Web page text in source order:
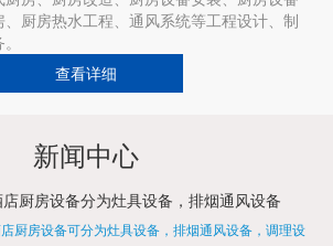
厨房热水工程、通风系统等工程设计、制
查看详细
新闻中心
厨房设备分为灶具设备，排烟通风设备
厨房设备可分为灶具设备，排烟通风设备，调理设